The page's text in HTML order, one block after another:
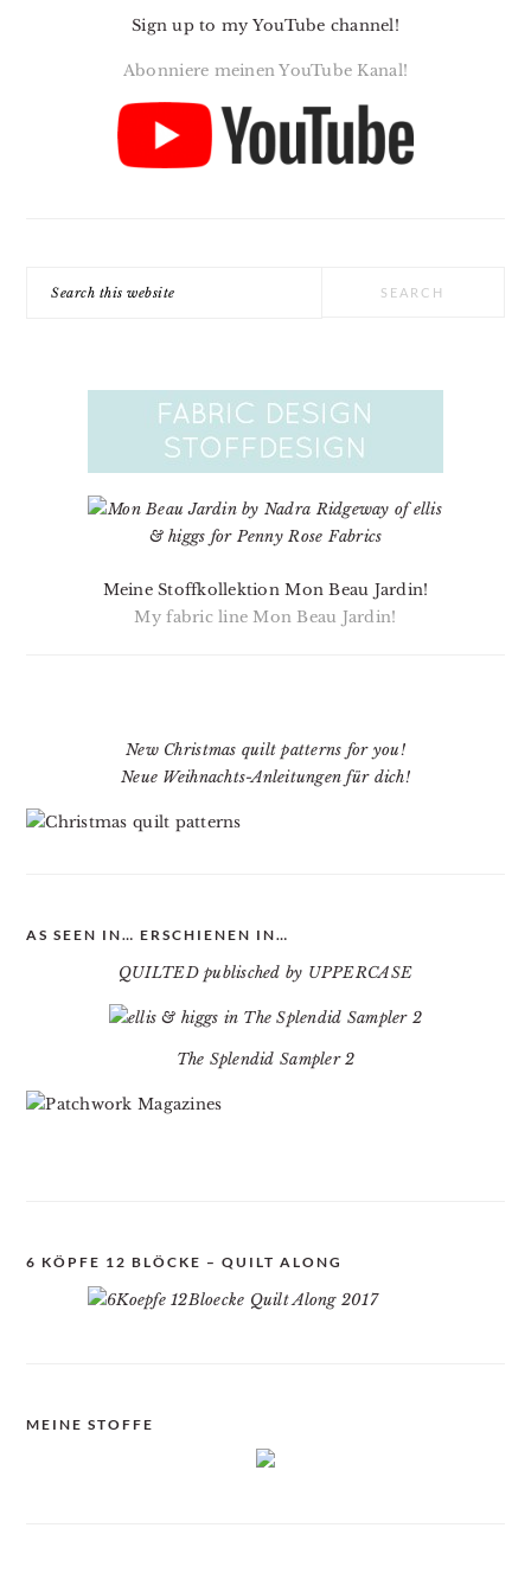
Sign up to my YouTube channel!
Abonniere meinen YouTube Kanal!
Meine Stoffkollektion Mon Beau Jardin!
My fabric line Mon Beau Jardin!
New Christmas quilt patterns for you!
Neue Weihnachts-Anleitungen für dich!
AS SEEN IN… ERSCHIENEN IN…
QUILTED publisched by UPPERCASE
The Splendid Sampler 2
6 KÖPFE 12 BLÖCKE – QUILT ALONG
MEINE STOFFE